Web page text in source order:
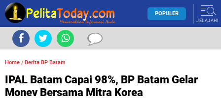
POPULER
JELAJAHI
Home / Berita BP Batam
IPAL Batam Capai 98%, BP Batam Gelar
Monev Bersama Mitra Korea